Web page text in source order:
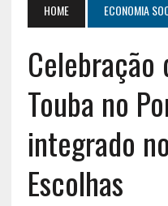
HOME ECONOMIA
Celebração
Touba no
integrado
Escolhas